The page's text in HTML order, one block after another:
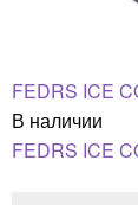
FEDRS ICE
В наличии
FEDRS ICE